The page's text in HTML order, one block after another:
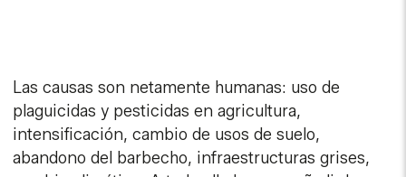
Las causas son netamente humanas: uso de
plaguicidas y pesticidas en agricultura,
intensificación, cambio de usos de suelo,
abandono del barbecho, infraestructuras grises,